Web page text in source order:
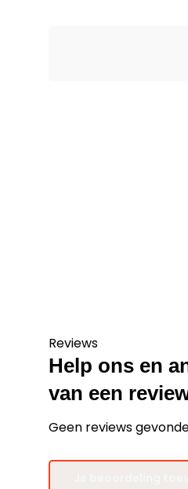
Reviews
Help ons en
van een
Geen reviews